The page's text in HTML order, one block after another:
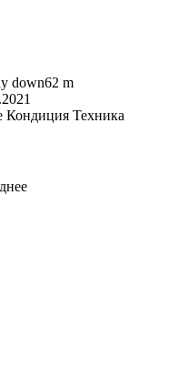
down62 m
Кондиция Техника